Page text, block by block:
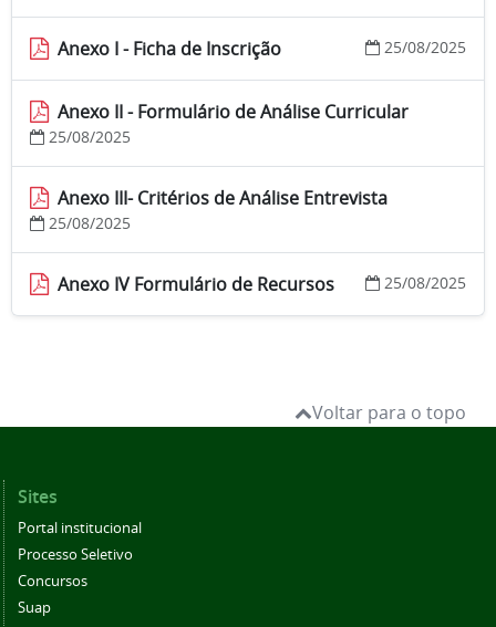
Anexo I - Ficha de Inscrição 25/08/2025
Anexo II - Formulário de Análise Curricular
25/08/2025
Anexo III- Critérios de Análise Entrevista
25/08/2025
Anexo IV Formulário de Recursos 25/08/2025
Voltar para o topo
Sites
Portal institucional
Processo Seletivo
Concursos
Suap